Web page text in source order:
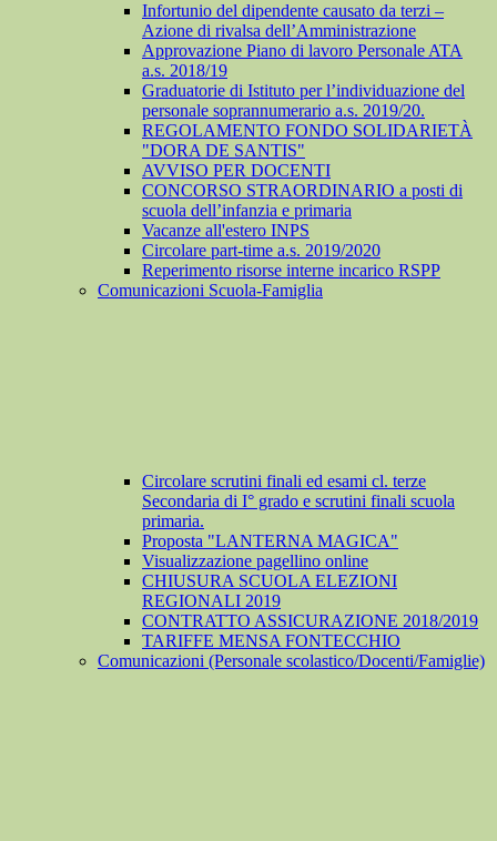
Infortunio del dipendente causato da terzi –
Azione di rivalsa dell’Amministrazione
Approvazione Piano di lavoro Personale ATA
a.s. 2018/19
Graduatorie di Istituto per l’individuazione del
personale soprannumerario a.s. 2019/20.
REGOLAMENTO FONDO SOLIDARIETÀ
"DORA DE SANTIS"
AVVISO PER DOCENTI
CONCORSO STRAORDINARIO a posti di
scuola dell’infanzia e primaria
Vacanze all'estero INPS
Circolare part-time a.s. 2019/2020
Reperimento risorse interne incarico RSPP
Comunicazioni Scuola-Famiglia
Circolare scrutini finali ed esami cl. terze
Secondaria di I° grado e scrutini finali scuola
primaria.
Proposta "LANTERNA MAGICA"
Visualizzazione pagellino online
CHIUSURA SCUOLA ELEZIONI
REGIONALI 2019
CONTRATTO ASSICURAZIONE 2018/2019
TARIFFE MENSA FONTECCHIO
Comunicazioni (Personale scolastico/Docenti/Famiglie)